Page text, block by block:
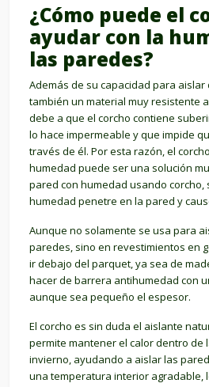
¿Cómo puede el
ayudar con la
las paredes?
Además de su capacidad para aislar
también un material muy resistente
debe a que el corcho contiene
lo hace impermeable y que impide
través de él. Por esta razón, el
humedad puede ser una solución
pared con humedad usando corcho,
humedad penetre en la pared y
Aunque no solamente se usa para
paredes, sino en revestimientos en
ir debajo del parquet, ya sea de
hacer de barrera antihumedad con
aunque sea pequeño el espesor.
El corcho es sin duda el aislante
permite mantener el calor dentro de
invierno, ayudando a aislar las
una temperatura interior agradable,